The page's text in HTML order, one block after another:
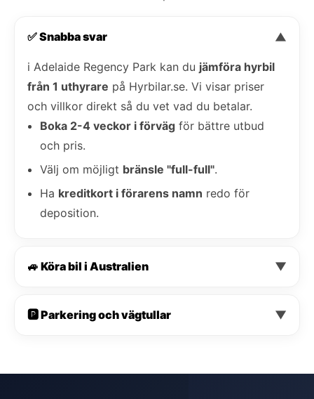
✅ Snabba svar ▼
i Adelaide Regency Park kan du jämföra hyrbil
från 1 uthyrare på Hyrbilar.se. Vi visar priser
och villkor direkt så du vet vad du betalar.
Boka 2-4 veckor i förväg för bättre utbud
och pris.
Välj om möjligt bränsle "full-full".
Ha kreditkort i förarens namn redo för
deposition.
🚙 Köra bil i Australien ▼
🅿️ Parkering och vägtullar ▼